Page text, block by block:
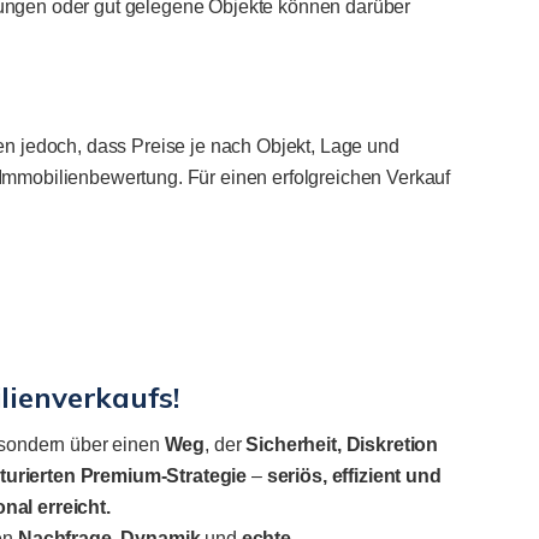
oder gut gelegene Objekte können darüber
jedoch, dass Preise je nach Objekt, Lage und
Für einen erfolgreichen Verkauf
über einen Weg, derSicherheit, Diskretion
Premium-Strategie – seriös, effizient und
erreicht.